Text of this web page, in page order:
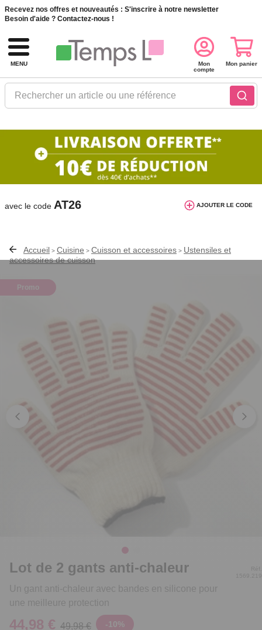
Recevez nos offres et nouveautés : S'inscrire à notre newsletter
Besoin d'aide ? Contactez-nous !
MENU
Rechercher un article ou une référence
Mon
compte
Mon panier
10€ de réduction dès 40€ d'achat. Offre
valable du 03/08/2026 au 12/08/2026.
avec le code AT26 AJOUTER LE CODE
Accueil > Cuisine > Cuisson et accessoires > Ustensiles et
accessoires de cuisson
Promo
Lot de 2 gants anti-chaleur
Un gant anti-chaleur avec bandes en silicone pour
une meilleure protection
Réf.
1569.219
44,98 € 49,98 € -10%